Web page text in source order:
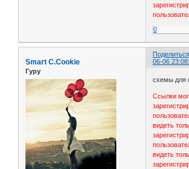
0
06-06
Smart C.Cookie
Гуру
схемы для
Ссылки
видеть
видеть